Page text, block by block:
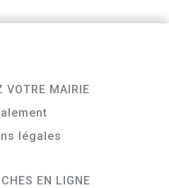
VOTRE MAIRIE
légales
EN LIGNE